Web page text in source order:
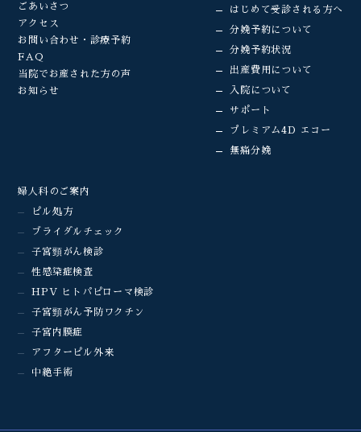
ごあいさつ
アクセス
お問い合わせ・診療予約
FAQ
当院でお産された方の声
お知らせ
はじめて受診される方へ
分娩予約について
分娩予約状況
出産費用について
入院について
サポート
プレミアム4D エコー
無痛分娩
婦人科のご案内
ピル処方
ブライダルチェック
子宮頸がん検診
性感染症検査
HPV ヒトパピローマ検診
子宮頸がん予防ワクチン
子宮内膜症
アフターピル外来
中絶手術